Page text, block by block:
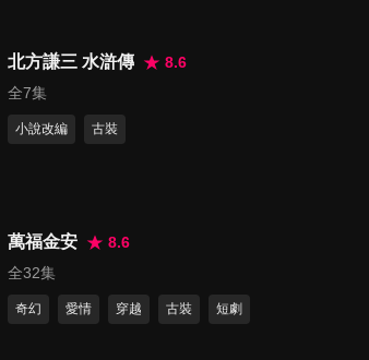
第17集
分鐘
北方謙三 水滸傳
8.6
全7集
小說改編 古裝
萬福金安
8.6
全32集
奇幻 愛情 穿越 古裝 短劇